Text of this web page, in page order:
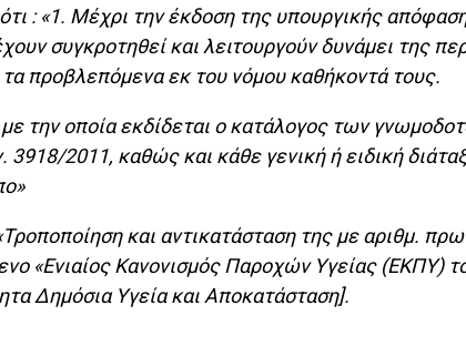
: «1. Μέχρι την έκδοση της υπουργικής
συγκροτηθεί και λειτουργούν δυνάμει της
προβλεπόμενα εκ του νόμου καθήκοντά τους.
την οποία εκδίδεται ο κατάλογος των
2011, καθώς και κάθε γενική ή ειδική
και αντικατάσταση της με αριθμ.
«Ενιαίος Κανονισμός Παροχών Υγείας (ΕΚΠΥ)
Δημόσια Υγεία και Αποκατάσταση].